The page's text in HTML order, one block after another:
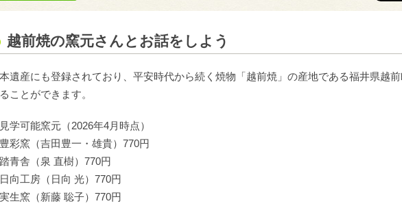
越前焼の窯元さんとお話をしよう
遺産にも登録されており、平安時代から続く焼物「越前焼」の産地である福井県越
ことができます。
学可能窯元（2026年4月時点）
彩窯（吉田豊一・雄貴）770円
青舎（泉 直樹）770円
向工房（日向 光）770円
生窯（新藤 聡子）770円